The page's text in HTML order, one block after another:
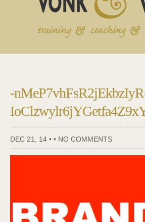
-
DEC 21, 14 • • NO COMMENTS